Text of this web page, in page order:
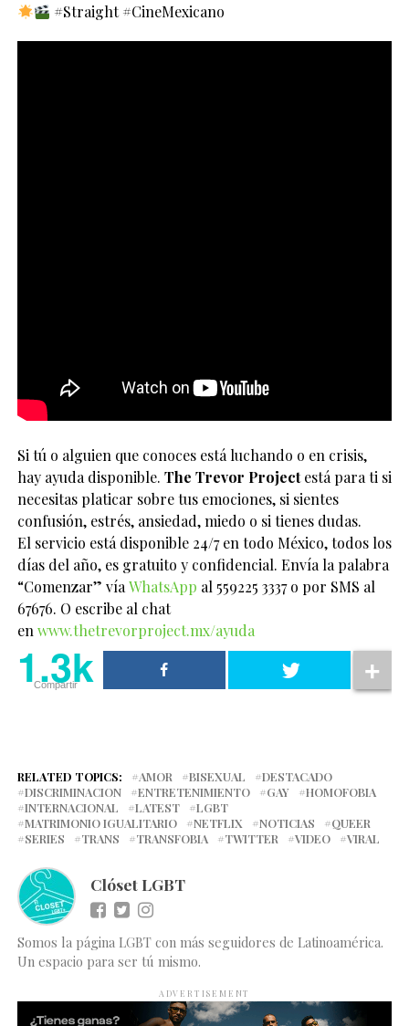
#Straight #CineMexicano
Si tú o alguien que conoces está luchando o en crisis,
hay ayuda disponible. The Trevor Projectestá para ti si
necesitas platicar sobre tus emociones, si sientes
confusión, estrés, ansiedad, miedo o si tienes dudas.
El servicio está disponible 24/7 en todo México, todos los
días del año, es gratuito y confidencial. Envía la palabra
“Comenzar” vía WhatsApp al 559225 3337 o por SMS al
67676. O escribe al chat
en www.thetrevorproject.mx/ayuda
1.3k
Compartir
RELATED TOPICS: AMOR BISEXUAL
DESTACADO
DISCRIMINACION
ENTRETENIMIENTO GAY
HOMOFOBIA
INTERNACIONAL
LATEST
LGBT
MATRIMONIO IGUALITARIO
NETFLIX NOTICIAS
QUEER
SERIES
TRANS TRANSFOBIA TWITTER VIDEO VIRAL
Clóset LGBT
Somos la página LGBT con más seguidores de Latinoamérica.
Un espacio para ser tú mismo.
ADVERTISEMENT